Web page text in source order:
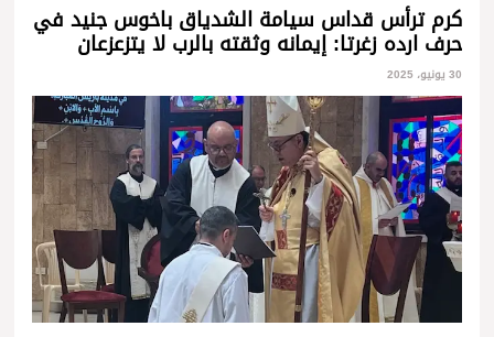
كرم ترأس قداس سيامة الشدياق باخوس جنيد في
حرف ارده زغرتا: إيمانه وثقته بالرب لا يتزعزعان
30 يونيو، 2025